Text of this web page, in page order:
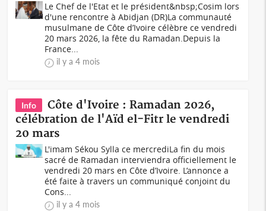
Le Chef de l'Etat et le président&nbsp;Cosim lors
d'une rencontre à Abidjan (DR)La communauté
musulmane de Côte d’Ivoire célèbre ce vendredi
20 mars 2026, la fête du Ramadan.Depuis la
France...
il y a 4 mois
Info
Côte d'Ivoire : Ramadan 2026,
célébration de l'Aïd el-Fitr le vendredi
20 mars
L'imam Sékou Sylla ce mercrediLa fin du mois
sacré de Ramadan interviendra officiellement le
vendredi 20 mars en Côte d’Ivoire. L’annonce a
été faite à travers un communiqué conjoint du
Cons...
il y a 4 mois